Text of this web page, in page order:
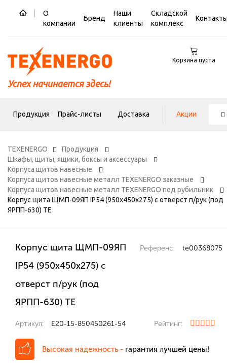
О
компании
Бренд
Наши
клиенты
Складской
комплекс
Успех начинается здесь!
Корзина пуста
Продукция Прайс-листы Доставка Акции
TEXENERGO
Продукция
Шкафы, щиты, ящики, боксы и аксессуары
Корпуса щитов навесные
Корпуса щитов навесные металл TEXENERGO заказные
Корпуса щитов навесные металл TEXENERGO под рубильник
Корпус щита ЩМП-09ЯП IP54 (950х450х275) с отверст п/рук (под
ЯРПП-630) ТЕ
Корпус щита ЩМП-09ЯП
IP54 (950х450х275) с
отверст п/рук (под
ЯРПП-630) ТЕ
Референс: te00368075
Артикул: E20-15-850450261-54 Рейтинг:
Высокая надежность - гарантия лучшей цены!